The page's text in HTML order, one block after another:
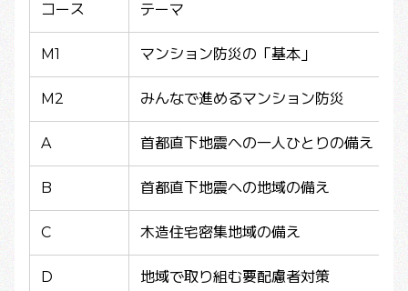
コース テーマ
M1 マンション防災の「基本」
M2 みんなで進めるマンション防災
A 首都直下地震への一人ひとりの備え
B 首都直下地震への地域の備え
C 木造住宅密集地域の備え
D 地域で取り組む要配慮者対策